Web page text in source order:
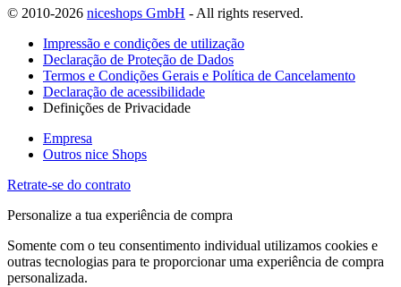
© 2010-2026 niceshops GmbH - All rights reserved.
Impressão e condições de utilização
Declaração de Proteção de Dados
Termos e Condições Gerais e Política de Cancelamento
Declaração de acessibilidade
Definições de Privacidade
Empresa
Outros nice Shops
Retrate-se do contrato
Personalize a tua experiência de compra
Somente com o teu consentimento individual utilizamos cookies e
outras tecnologias para te proporcionar uma experiência de compra
personalizada.